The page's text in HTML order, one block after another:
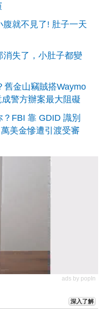
就不見了! 肚子一天
失了，小肚子都變
舊金山竊賊搭Waymo
警方辦案最大阻礙
FBI 靠 GDID 識別
美金慘遭引渡受審
ads by popIn
深入了解